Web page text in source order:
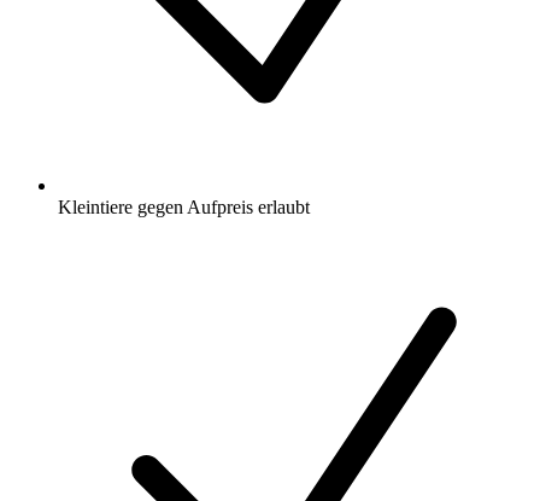
Kleintiere gegen Aufpreis erlaubt